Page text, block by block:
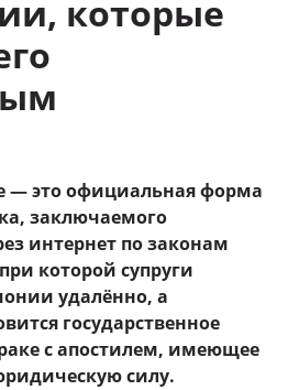
которые
— это официальная форма
заключаемого
интернет по законам
которой супруги
удалённо, а
государственное
с апостилем, имеющее
силу.